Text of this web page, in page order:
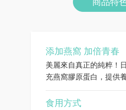
商品特
添加燕窩 加倍青春
美麗來自真正的純粹！
充燕窩膠原蛋白，提供
食用方式